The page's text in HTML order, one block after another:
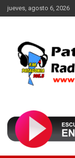
Saltar
al
jueves, agosto 6, 2026
FM